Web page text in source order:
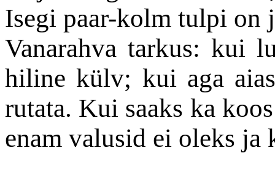
Isegi paar-kolm tulpi on
Vanarahva tarkus: kui
hiline külv; kui aga
rutata. Kui saaks ka
enam valusid ei oleks ja